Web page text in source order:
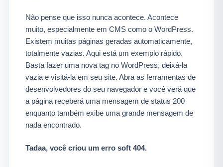
Não pense que isso nunca acontece. Acontece
muito, especialmente em CMS como o WordPress.
Existem muitas páginas geradas automaticamente,
totalmente vazias. Aqui está um exemplo rápido.
Basta fazer uma nova tag no WordPress, deixá-la
vazia e visitá-la em seu site. Abra as ferramentas de
desenvolvedores do seu navegador e você verá que
a página receberá uma mensagem de status 200
enquanto também exibe uma grande mensagem de
nada encontrado.
Tadaa, você criou um erro soft 404.